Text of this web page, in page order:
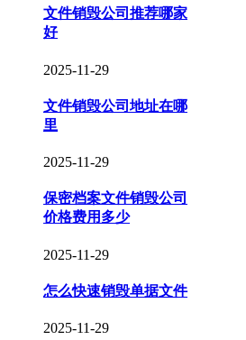
文件销毁公司推荐哪家
好
2025-11-29
文件销毁公司地址在哪
里
2025-11-29
保密档案文件销毁公司
价格费用多少
2025-11-29
怎么快速销毁单据文件
2025-11-29